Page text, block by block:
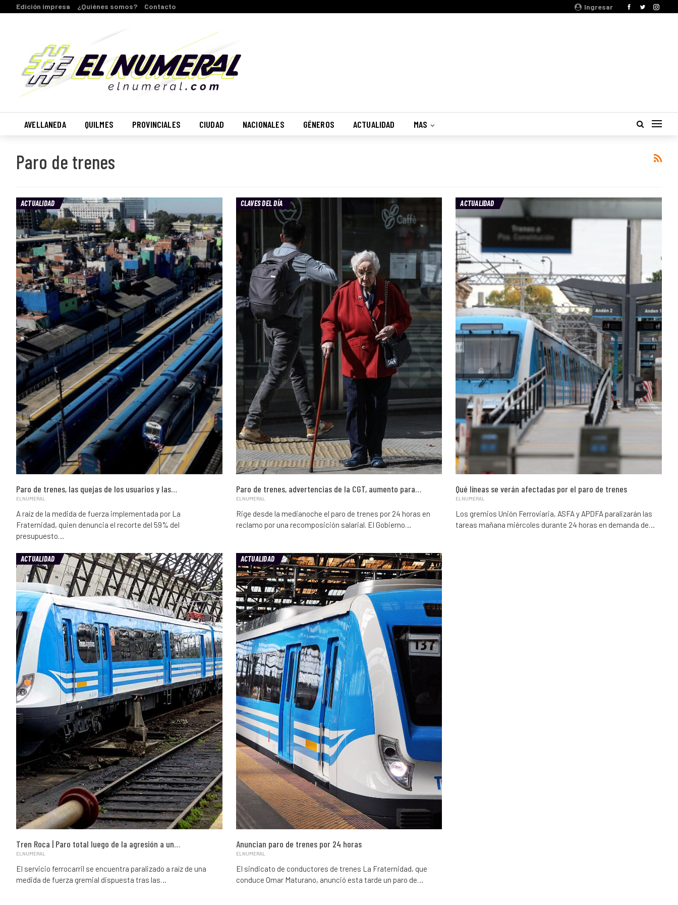
Ingresar
Edición impresa ¿Quiénes somos? Contacto
AVELLANEDA QUILMES PROVINCIALES CIUDAD NACIONALES GÉNEROS ACTUALIDAD MAS
Paro de trenes
ACTUALIDAD
Paro de trenes, las quejas de los usuarios y las…
ELNUMERAL
A raíz de la medida de fuerza implementada por La
Fraternidad, quien denuncia el recorte del 59% del
presupuesto…
CLAVES DEL DÍA
Paro de trenes, advertencias de la CGT, aumento para…
ELNUMERAL
Rige desde la medianoche el paro de trenes por 24 horas en
reclamo por una recomposición salarial. El Gobierno…
ACTUALIDAD
Qué líneas se verán afectadas por el paro de trenes
ELNUMERAL
Los gremios Unión Ferroviaria, ASFA y APDFA paralizarán las
tareas mañana miércoles durante 24 horas en demanda de…
ACTUALIDAD
Tren Roca | Paro total luego de la agresión a un…
ELNUMERAL
El servicio ferrocarril se encuentra paralizado a raíz de una
medida de fuerza gremial dispuesta tras las…
ACTUALIDAD
Anuncian paro de trenes por 24 horas
ELNUMERAL
El sindicato de conductores de trenes La Fraternidad, que
conduce Omar Maturano, anunció esta tarde un paro de…